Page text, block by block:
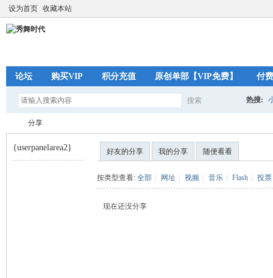
设为首页 收藏本站
论坛 购买VIP 积分充值 原创单部【VIP免费】 付
搜索 热搜:
分享
{userpanelarea2} 好友的分享 我的分享 随便看看
按类型查看: 全部 网址 视频 音乐 Flash 投票
现在还没分享